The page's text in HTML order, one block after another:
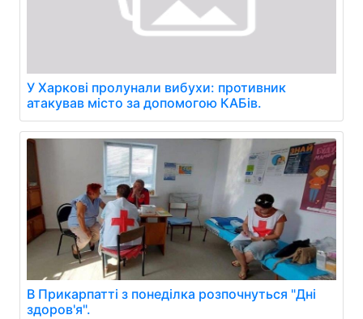
У Харкові пролунали вибухи: противник
атакував місто за допомогою КАБів.
В Прикарпатті з понеділка розпочнуться "Дні
здоров'я".